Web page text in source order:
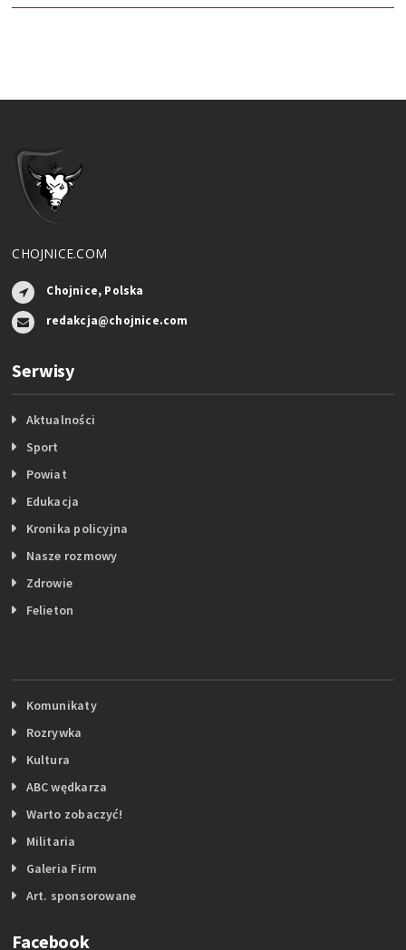
CHOJNICE.COM
Chojnice, Polska
redakcja@chojnice.com
Serwisy
Aktualności
Sport
Powiat
Edukacja
Kronika policyjna
Nasze rozmowy
Zdrowie
Felieton
Komunikaty
Rozrywka
Kultura
ABC wędkarza
Warto zobaczyć!
Militaria
Galeria Firm
Art. sponsorowane
Facebook